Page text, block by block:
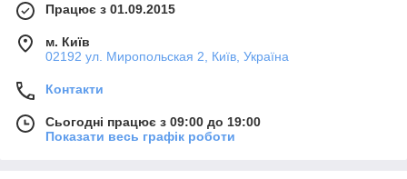
Працює з 01.09.2015
м. Київ
02192 ул. Миропольская 2, Київ, Україна
Контакти
Сьогодні працює з 09:00 до 19:00
Показати весь графік роботи